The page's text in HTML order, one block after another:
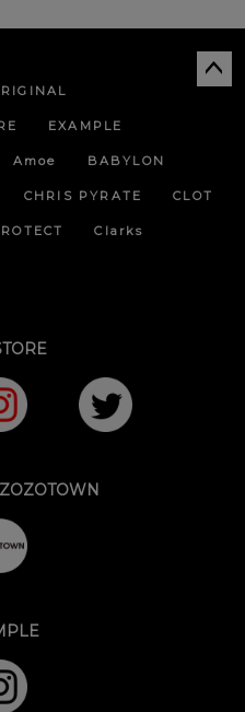
EXAMPLE
Amoe BABYLON
CHRIS PYRATE CLOT
Clarks